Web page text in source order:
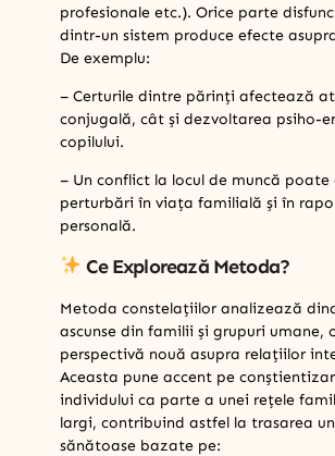
profesionale etc.). Orice parte
dintr-un sistem produce efecte
De exemplu:
– Certurile dintre părinți afectează
conjugală, cât și dezvoltarea psiho-
copilului.
– Un conflict la locul de muncă poate
perturbări în viața familială și în
personală.
Ce Explorează Metoda?
Metoda constelațiilor analizează
ascunse din familii și grupuri umane,
perspectivă nouă asupra relațiilor
Aceasta pune accent pe
individului ca parte a unei rețele
largi, contribuind astfel la trasarea
sănătoase bazate pe: